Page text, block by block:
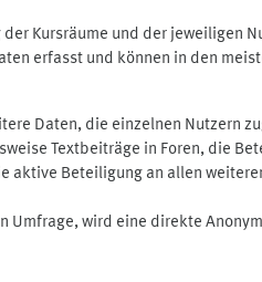
Kursräume und der jeweiligen
erfasst und können in den
Daten, die einzelnen Nutzern
Textbeiträge in Foren, die
Beteiligung an allen
wird eine direkte